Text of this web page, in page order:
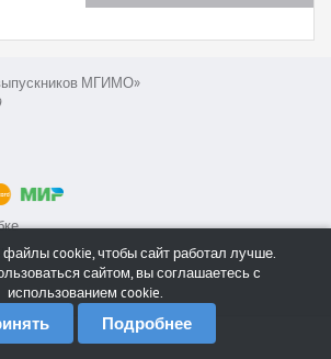
МГИМО»
cookie, чтобы сайт работал лучше.
сайтом, вы соглашаетесь с
использованием cookie.
Подробнее